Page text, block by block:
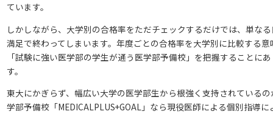
ています。
しかしながら、大学別の合格率をただチェックするだけでは、単な
満足で終わってしまいます。年度ごとの合格率を大学別に比較する意
「試験に強い医学部の学生が通う医学部予備校」を把握することに
す。
東大にかぎらず、幅広い大学の医学部生から根強く支持されているの
学部予備校「MEDICALPLUS+GOAL」なら現役医師による個別指導に